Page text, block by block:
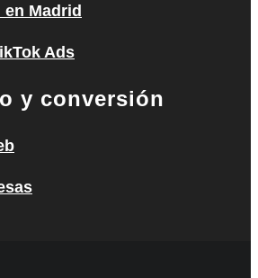
en Madrid
Ads
y conversión